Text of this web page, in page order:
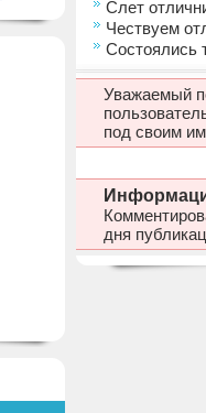
Слет
Чествуем
Состоялись
Уважаемый
под своим
дня